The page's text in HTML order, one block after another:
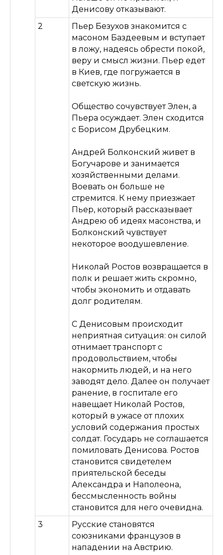
Денисову отказывают.
2
Пьер Безухов знакомится с
масоном Баздеевым и вступает
в ложу, надеясь обрести покой,
веру и смысл жизни. Пьер едет
в Киев, где погружается в
светскую жизнь.
Общество сочувствует Элен, а
Пьера осуждает. Элен сходится
с Борисом Друбецким.
Андрей Болконский живет в
Богучарове и занимается
хозяйственными делами.
Воевать он больше не
стремится. К нему приезжает
Пьер, который рассказывает
Андрею об идеях масонства, и
Болконский чувствует
некоторое воодушевление.
Николай Ростов возвращается в
полк и решает жить скромно,
чтобы экономить и отдавать
долг родителям.
С Денисовым происходит
неприятная ситуация: он силой
отнимает транспорт с
продовольствием, чтобы
накормить людей, и на него
заводят дело. Далее он получает
ранение, в госпитале его
навещает Николай Ростов,
который в ужасе от плохих
условий содержания простых
солдат. Государь не соглашается
помиловать Денисова. Ростов
становится свидетелем
приятельской беседы
Александра и Наполеона,
бессмысленность войны
становится для него очевидна.
3
Русские становятся
союзниками французов в
нападении на Австрию.